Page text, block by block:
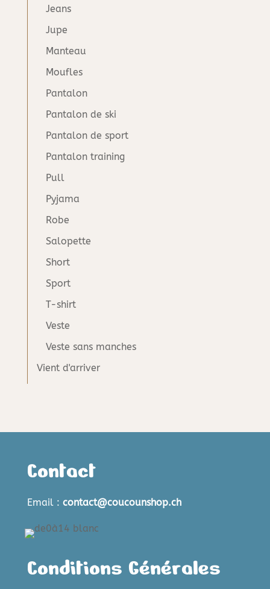
Jeans
Jupe
Manteau
Moufles
Pantalon
Pantalon de ski
Pantalon de sport
Pantalon training
Pull
Pyjama
Robe
Salopette
Short
Sport
T-shirt
Veste
Veste sans manches
Vient d'arriver
Contact
Email : contact@coucounshop.ch
Conditions Générales